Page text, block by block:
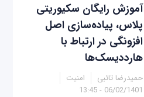
آموزش رایگان سکیوریتی
پلاس، پیاده‌سازی اصل
افزونگی در ارتباط با
هارددیسک‌ها
حمیدرضا تائبی
امنیت
06/02/1401 - 13:45